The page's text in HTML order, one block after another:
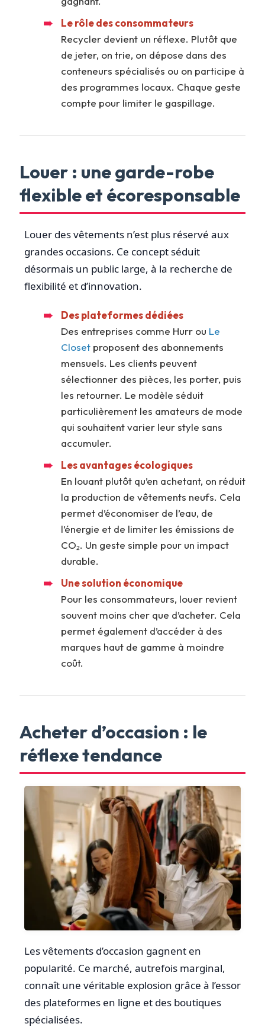
Le rôle des consommateurs
Recycler devient un réflexe. Plutôt que
de jeter, on trie, on dépose dans des
conteneurs spécialisés ou on participe à
des programmes locaux. Chaque geste
compte pour limiter le gaspillage.
Louer : une garde-robe
flexible et écoresponsable
Louer des vêtements n’est plus réservé aux
grandes occasions. Ce concept séduit
désormais un public large, à la recherche de
flexibilité et d’innovation.
Des plateformes dédiées
Des entreprises comme Hurr ou Le
Closet proposent des abonnements
mensuels. Les clients peuvent
sélectionner des pièces, les porter, puis
les retourner. Le modèle séduit
particulièrement les amateurs de mode
qui souhaitent varier leur style sans
accumuler.
Les avantages écologiques
En louant plutôt qu’en achetant, on réduit
la production de vêtements neufs. Cela
permet d’économiser de l’eau, de
l’énergie et de limiter les émissions de
CO₂. Un geste simple pour un impact
durable.
Une solution économique
Pour les consommateurs, louer revient
souvent moins cher que d’acheter. Cela
permet également d’accéder à des
marques haut de gamme à moindre
coût.
Acheter d’occasion : le
réflexe tendance
Les vêtements d’occasion gagnent en
popularité. Ce marché, autrefois marginal,
connaît une véritable explosion grâce à l’essor
des plateformes en ligne et des boutiques
spécialisées.